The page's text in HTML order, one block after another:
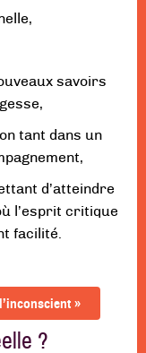
savoirs
tant dans un
d’atteindre
l’esprit critique
facilité.
»
?